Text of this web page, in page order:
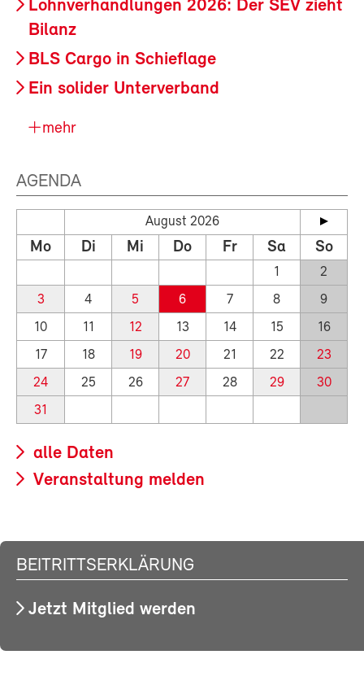
Lohnverhandlungen 2026: Der SEV zieht
Bilanz
BLS Cargo in Schieflage
Ein solider Unterverband
mehr
AGENDA
August 2026
Mo Di Mi Do Fr Sa So
1
2
3
4 5 6 7 8
9
10
11 12 13 14 15
16
17
18 19 20 21 22
23
24
25 26 27 28 29
30
31
alle Daten
Veranstaltung melden
BEITRITTSERKLÄRUNG
Jetzt Mitglied werden